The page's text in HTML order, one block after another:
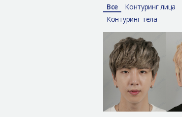
Все Контуринг лица
Контуринг тела